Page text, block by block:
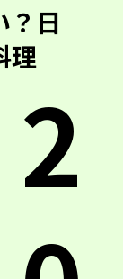
？日
理
2